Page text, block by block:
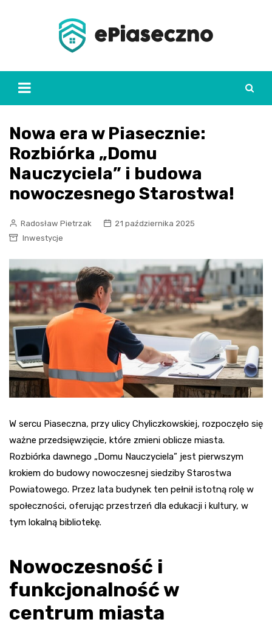
Nowa era w Piasecznie:
Rozbiórka „Domu
Nauczyciela” i budowa
nowoczesnego Starostwa!
Radosław Pietrzak
21 października 2025
Inwestycje
W sercu Piaseczna, przy ulicy Chyliczkowskiej, rozpoczęło się
ważne przedsięwzięcie, które zmieni oblicze miasta.
Rozbiórka dawnego „Domu Nauczyciela” jest pierwszym
krokiem do budowy nowoczesnej siedziby Starostwa
Powiatowego. Przez lata budynek ten pełnił istotną rolę w
społeczności, oferując przestrzeń dla edukacji i kultury, w
tym lokalną bibliotekę.
Nowoczesność i
funkcjonalność w
centrum miasta